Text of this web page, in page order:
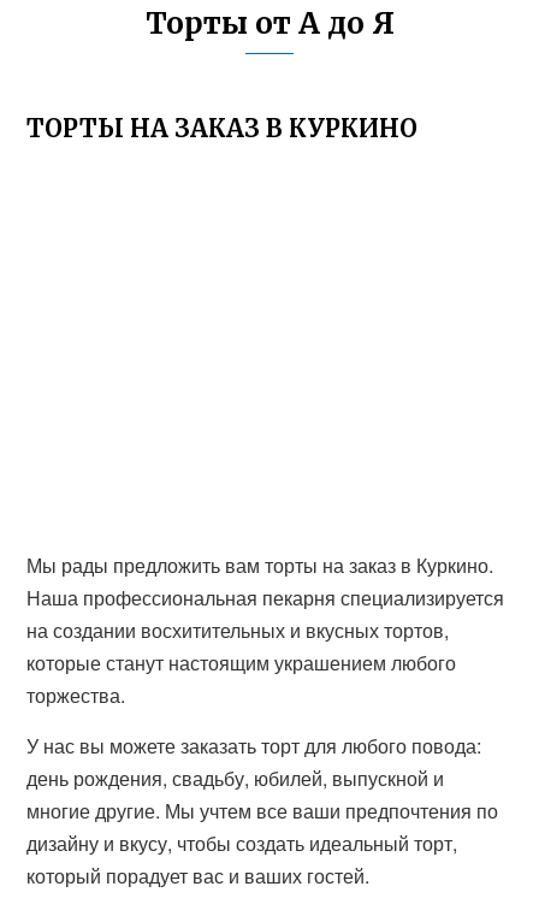
Торты от А до Я
ТОРТЫ НА ЗАКАЗ В КУРКИНО
Мы рады предложить вам торты на заказ в Куркино.
Наша профессиональная пекарня специализируется
на создании восхитительных и вкусных тортов,
которые станут настоящим украшением любого
торжества.
У нас вы можете заказать торт для любого повода:
день рождения, свадьбу, юбилей, выпускной и
многие другие. Мы учтем все ваши предпочтения по
дизайну и вкусу, чтобы создать идеальный торт,
который порадует вас и ваших гостей.